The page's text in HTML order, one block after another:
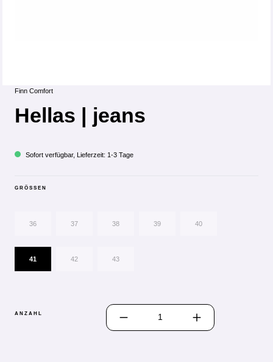
Finn Comfort
Hellas | jeans
Sofort verfügbar, Lieferzeit: 1-3 Tage
GRÖSSEN
36 37 38 39 40
41 42 43
ANZAHL
PRODUKT ANZAHL: GIB DEN